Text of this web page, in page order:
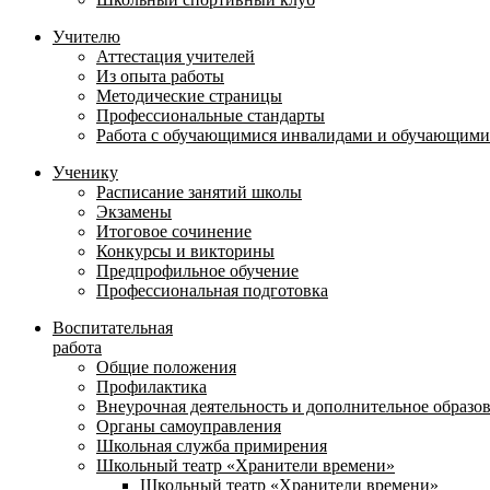
Учителю
Аттестация учителей
Из опыта работы
Методические страницы
Профессиональные стандарты
Работа с обучающимися инвалидами и
Ученику
Расписание занятий школы
Экзамены
Итоговое сочинение
Конкурсы и викторины
Предпрофильное обучение
Профессиональная подготовка
Воспитательная
работа
Общие положения
Профилактика
Внеурочная деятельность и дополнительное
Органы самоуправления
Школьная служба примирения
Школьный театр «Хранители времени»
Школьный театр «Хранители времени»